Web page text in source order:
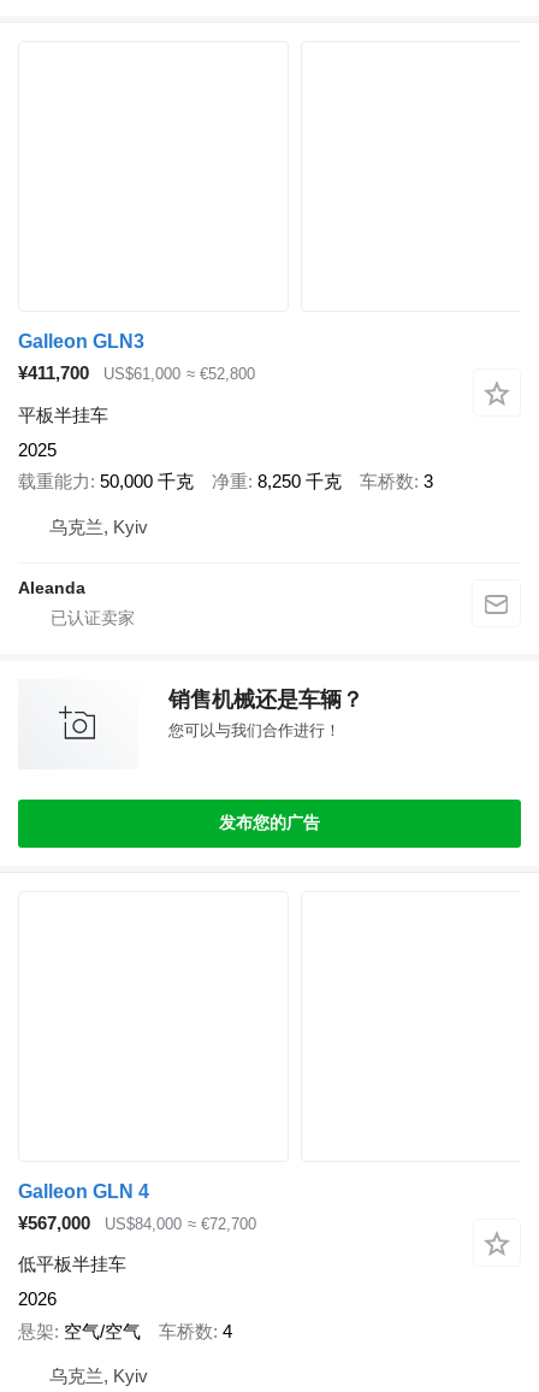
Galleon GLN3
¥411,700
US$61,000 ≈ €52,800
平板半挂车
2025
载重能力 50,000 千克 净重 8,250 千克 车桥数 3
乌克兰, Kyiv
Aleanda
销售机械还是车辆？
您可以与我们合作进行！
发布您的广告
Galleon GLN 4
¥567,000
US$84,000 ≈ €72,700
低平板半挂车
2026
悬架 空气/空气 车桥数 4
乌克兰, Kyiv